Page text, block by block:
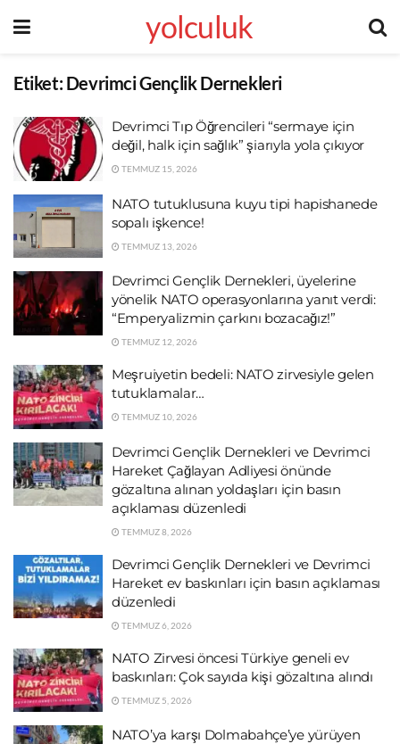
yolculuk
Etiket:Devrimci Gençlik Dernekleri
Devrimci Tıp Öğrencileri “sermaye için
değil, halk için sağlık” şiarıyla yola çıkıyor
TEMMUZ 15, 2026
NATO tutuklusuna kuyu tipi hapishanede
sopalı işkence!
TEMMUZ 13, 2026
Devrimci Gençlik Dernekleri, üyelerine
yönelik NATO operasyonlarına yanıt verdi:
“Emperyalizmin çarkını bozacağız!”
TEMMUZ 12, 2026
Meşruiyetin bedeli: NATO zirvesiyle gelen
tutuklamalar…
TEMMUZ 10, 2026
Devrimci Gençlik Dernekleri ve Devrimci
Hareket Çağlayan Adliyesi önünde
gözaltına alınan yoldaşları için basın
açıklaması düzenledi
TEMMUZ 8, 2026
Devrimci Gençlik Dernekleri ve Devrimci
Hareket ev baskınları için basın açıklaması
düzenledi
TEMMUZ 6, 2026
NATO Zirvesi öncesi Türkiye geneli ev
baskınları: Çok sayıda kişi gözaltına alındı
TEMMUZ 5, 2026
NATO’ya karşı Dolmabahçe’ye yürüyen